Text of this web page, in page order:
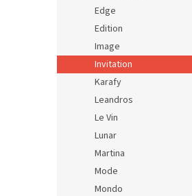
Edge
Edition
Image
Invitation
Karafy
Leandros
Le Vin
Lunar
Martina
Mode
Mondo